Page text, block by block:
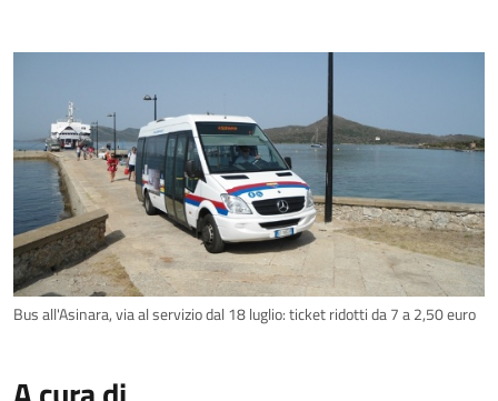
Bus all'Asinara, via al servizio dal 18 luglio: ticket ridotti da 7 a 2,50 euro